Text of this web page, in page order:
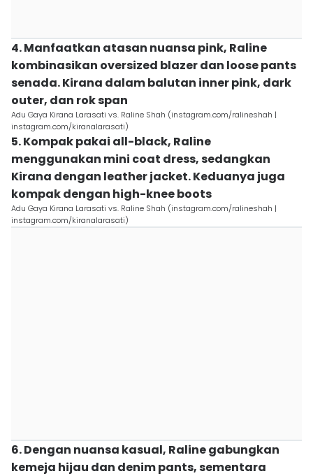
4. Manfaatkan atasan nuansa pink, Raline
kombinasikan oversized blazer dan loose pants
senada. Kirana dalam balutan inner pink, dark
outer, dan rok span
Adu Gaya Kirana Larasati vs. Raline Shah (instagram.com/ralineshah |
instagram.com/kiranalarasati)
5. Kompak pakai all-black, Raline
menggunakan mini coat dress, sedangkan
Kirana dengan leather jacket. Keduanya juga
kompak dengan high-knee boots
Adu Gaya Kirana Larasati vs. Raline Shah (instagram.com/ralineshah |
instagram.com/kiranalarasati)
6. Dengan nuansa kasual, Raline gabungkan
kemeja hijau dan denim pants, sementara